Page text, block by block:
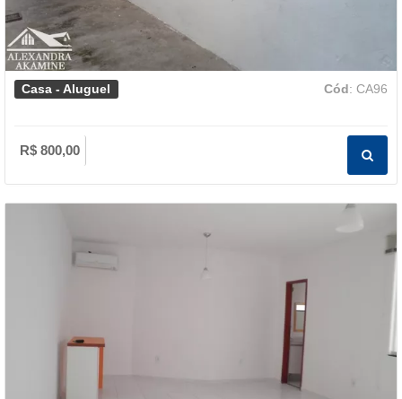
Casa - Aluguel Cód: CA96
R$ 800,00